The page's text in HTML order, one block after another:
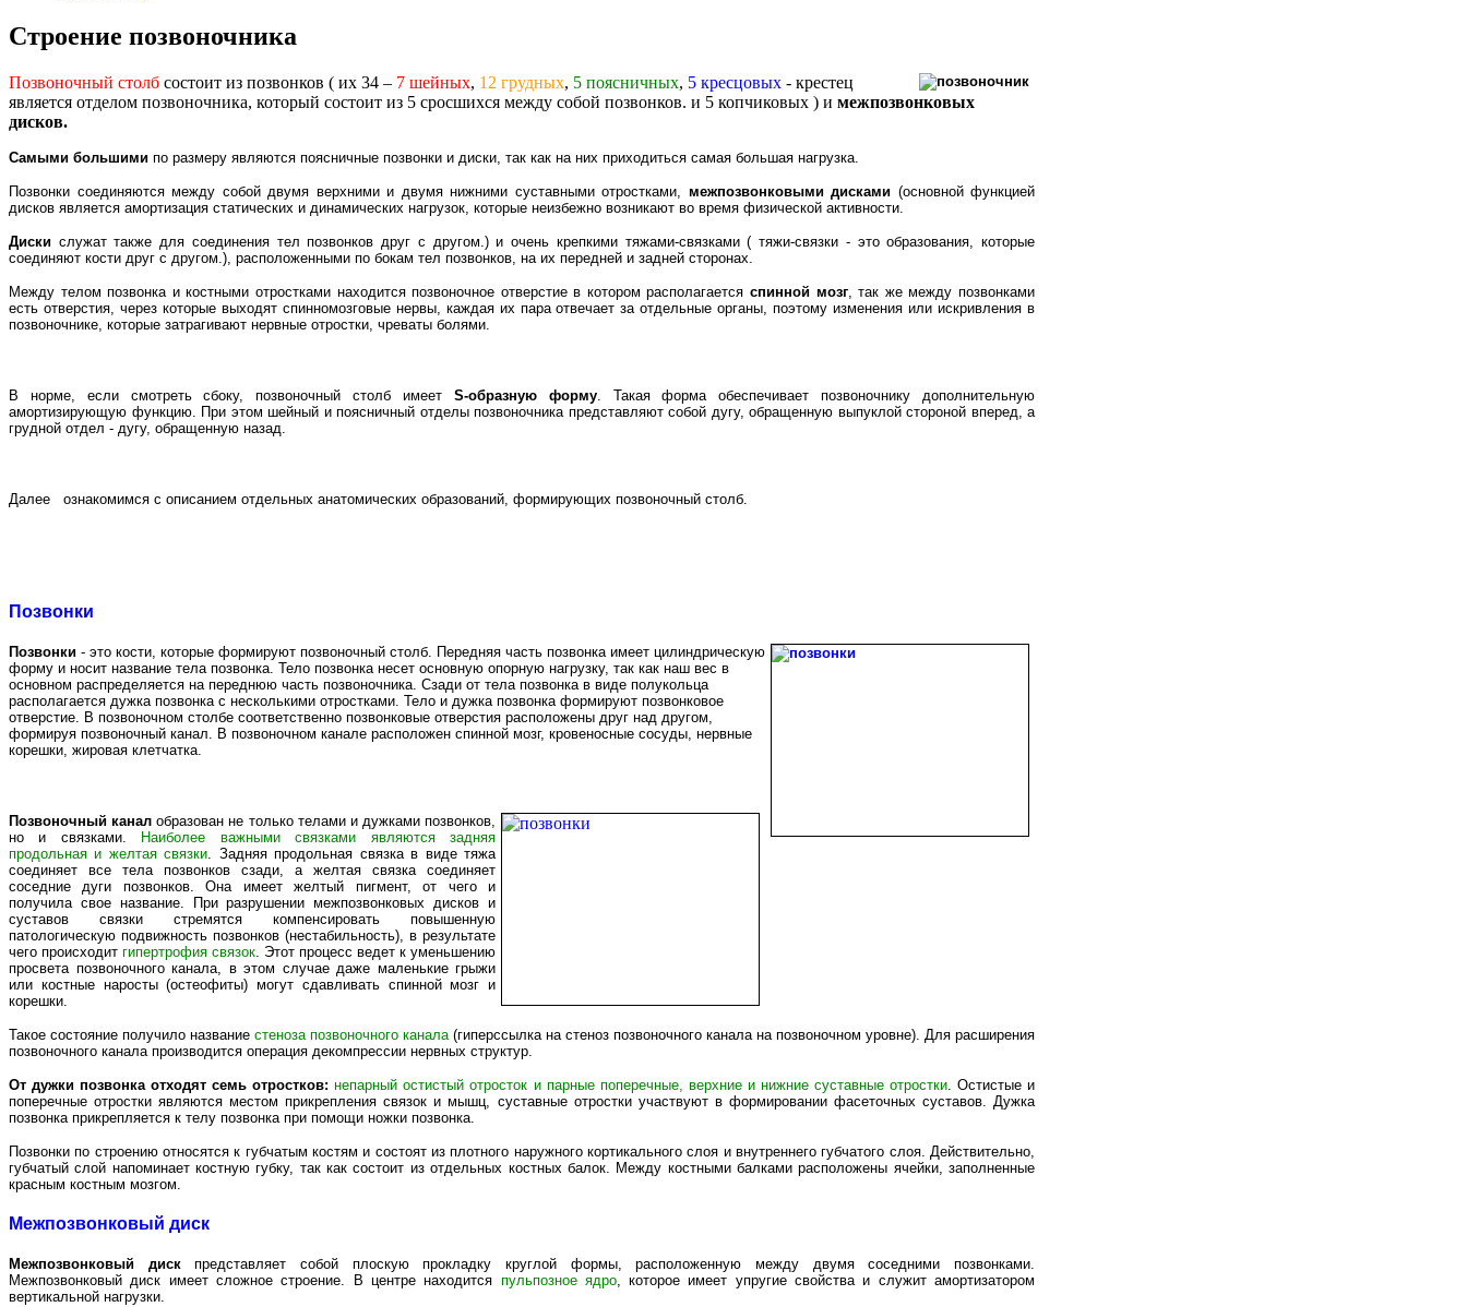
Строение позвоночника
Позвоночный столб состоит из позвонков ( их 34 – 7 шейных, 12 грудных, 5 поясничных, 5 кресцовых - крестец
является отделом позвоночника, который состоит из 5 сросшихся между собой позвонков. и 5 копчиковых ) и межпозвонковых
дисков.
Самыми большими по размеру являются поясничные позвонки и диски, так как на них приходиться самая большая нагрузка.
Позвонки соединяются между собой двумя верхними и двумя нижними суставными отростками, межпозвонковыми дисками (основной функцией
дисков является амортизация статических и динамических нагрузок, которые неизбежно возникают во время физической активности.
Диски служат также для соединения тел позвонков друг с другом.) и очень крепкими тяжами-связками ( тяжи-связки - это образования, которые
соединяют кости друг с другом.), расположенными по бокам тел позвонков, на их передней и задней сторонах.
Между телом позвонка и костными отростками находится позвоночное отверстие в котором располагаетсяспинной мозг, так же между позвонками
есть отверстия, через которые выходят спинномозговые нервы, каждая их пара отвечает за отдельные органы, поэтому изменения или искривления в
позвоночнике, которые затрагивают нервные отростки, чреваты болями.
В норме, если смотреть сбоку, позвоночный столб имеет S-образную форму. Такая форма обеспечивает позвоночнику дополнительную
амортизирующую функцию. При этом шейный и поясничный отделы позвоночника представляют собой дугу, обращенную выпуклой стороной вперед, а
грудной отдел - дугу, обращенную назад.
Далее ознакомимся с описанием отдельных анатомических образований, формирующих позвоночный столб.
Позвонки
Позвонки - это кости, которые формируют позвоночный столб. Передняя часть позвонка имеет цилиндрическую
форму и носит название тела позвонка. Тело позвонка несет основную опорную нагрузку, так как наш вес в
основном распределяется на переднюю часть позвоночника. Сзади от тела позвонка в виде полукольца
располагается дужка позвонка с несколькими отростками. Тело и дужка позвонка формируют позвонковое
отверстие. В позвоночном столбе соответственно позвонковые отверстия расположены друг над другом,
формируя позвоночный канал. В позвоночном канале расположен спинной мозг, кровеносные сосуды, нервные
корешки, жировая клетчатка.
Позвоночный канал образован не только телами и дужками позвонков,
но и связками.
Наиболее важными связками являются задняя
продольная и желтая связки. Задняя продольная связка в виде тяжа
соединяет все тела позвонков сзади, а желтая связка соединяет
соседние дуги позвонков. Она имеет желтый пигмент, от чего и
получила свое название. При разрушении межпозвонковых дисков и
суставов связки стремятся компенсировать повышенную
патологическую подвижность позвонков (нестабильность), в результате
чего происходит гипертрофия связок. Этот процесс ведет к уменьшению
просвета позвоночного канала, в этом случае даже маленькие грыжи
или костные наросты (остеофиты) могут сдавливать спинной мозг и
корешки.
Такое состояние получило название стенозапозвоночного канала(гиперссылка на стеноз позвоночного канала на позвоночном уровне). Для расширения
позвоночного канала производится операция декомпрессии нервных структур.
От дужки позвонка отходят семь отростков: непарный остистый отросток и парные поперечные, верхние и нижние суставные отростки. Остистые и
поперечные отростки являются местом прикрепления связок и мышц, суставные отростки участвуют в формировании фасеточных суставов. Дужка
позвонка прикрепляется к телу позвонка при помощи ножки позвонка.
Позвонки по строению относятся к губчатым костям и состоят из плотного наружного кортикального слоя и внутреннего губчатого слоя. Действительно,
губчатый слой напоминает костную губку, так как состоит из отдельных костных балок. Между костными балками расположены ячейки, заполненные
красным костным мозгом.
Межпозвонковый диск
Межпозвонковый дискпредставляет собой плоскую прокладку круглой формы, расположенную между двумя соседними позвонками.
Межпозвонковый диск имеет сложное строение. В центре находится пульпозное ядро, которое имеет упругие свойства и служит амортизатором
вертикальной нагрузки.